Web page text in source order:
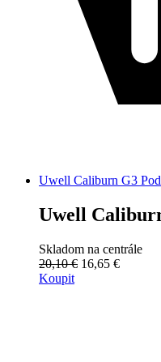
Uwell Caliburn G3 Pod
Uwell
Skladom na centrále
20,10 € 16,65 €
Koupit